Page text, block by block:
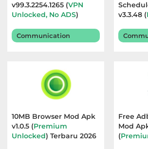
v99.3.2254.1265 (VPN
Unlocked, No ADS)
Communication
v3.3.48 (
10MB Browser Mod Apk
v1.0.5 (Premium
Unlocked) Terbaru 2026
Free
Mod
(